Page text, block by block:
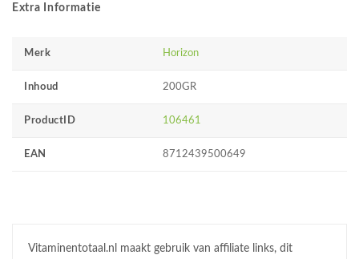
Extra Informatie
Merk Horizon
Inhoud 200GR
ProductID 106461
EAN 8712439500649
Vitaminentotaal.nl maakt gebruik van affiliate links, dit